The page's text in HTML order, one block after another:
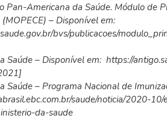
Pan-Americana da Saúde. Módulo de
– Disponível em:
bvs/publicacoes/
Saúde – Disponível em: https://
Saúde – Programa Nacional de
saude/noticia/2020-
da-saude